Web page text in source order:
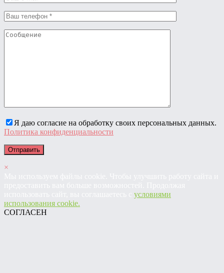
Я даю согласие на обработку своих персональных данных.
Политика конфиденциальности
×
условиями
использования cookie.
СОГЛАСЕН